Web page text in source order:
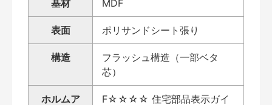
基材 MDF
表面 ポリサンドシート張り
構造
フラッシュ構造（一部ベタ
芯）
ホルムア
F☆☆☆☆ 住宅部品表示ガイ